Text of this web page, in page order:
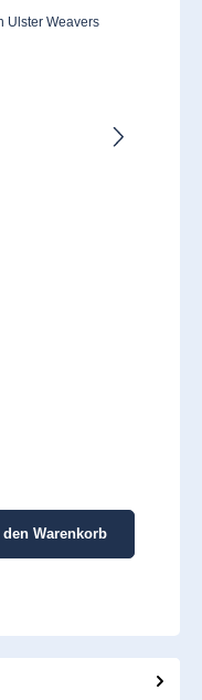
oder benutze die Schaltflächen
den Warenkorb